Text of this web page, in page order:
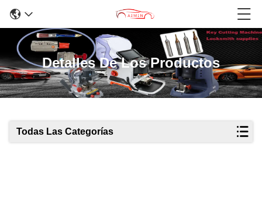
Detalles De Los Productos
Todas Las Categorías